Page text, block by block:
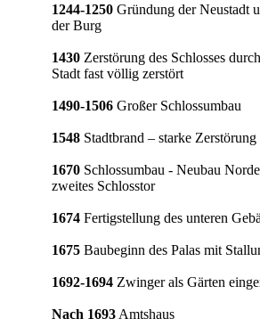
1244-1250 Gründung der Neustadt
der Burg
1430 Zerstörung des Schlosses
Stadt fast völlig zerstört
1490-1506 Großer Schlossumbau
1548 Stadtbrand – starke Zerstörung
1670 Schlossumbau - Neubau
zweites Schlosstor
1674 Fertigstellung des unteren
1675 Baubeginn des Palas mit
1692-1694 Zwinger als Gärten
Nach 1693 Amtshaus